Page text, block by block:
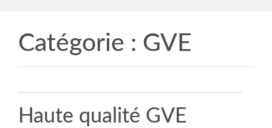
Catégorie : GVE
Haute qualité GVE